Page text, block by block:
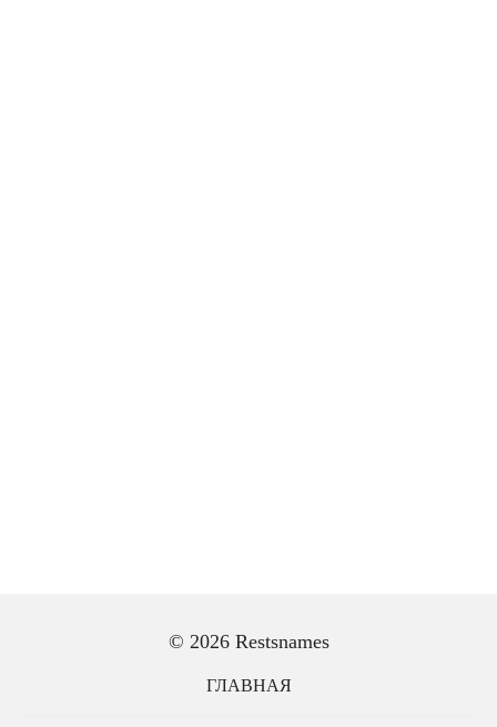
© 2026 Restsnames
ГЛАВНАЯ